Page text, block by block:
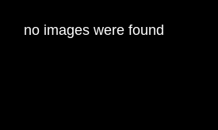
no images were found